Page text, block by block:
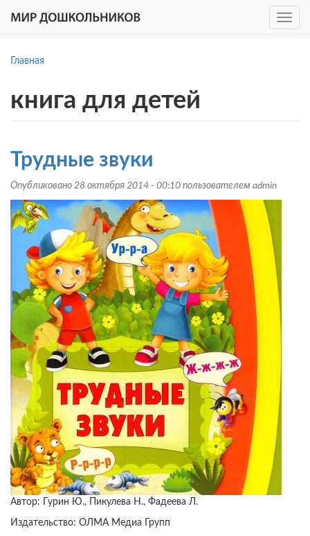
Toggle
Главная
книга для детей
Трудные звуки
Опубликовано 28 октября 2014 - 00:10 пользователем admin
Автор: Гурин Ю., Пикулева Н., Фадеева Л.
Издательство: ОЛМА Медиа Групп